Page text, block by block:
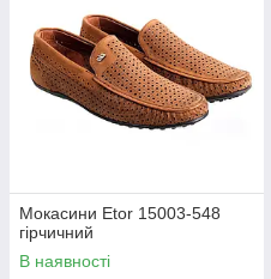
Мокасини Etor 15003-548
гірчичний
В наявності